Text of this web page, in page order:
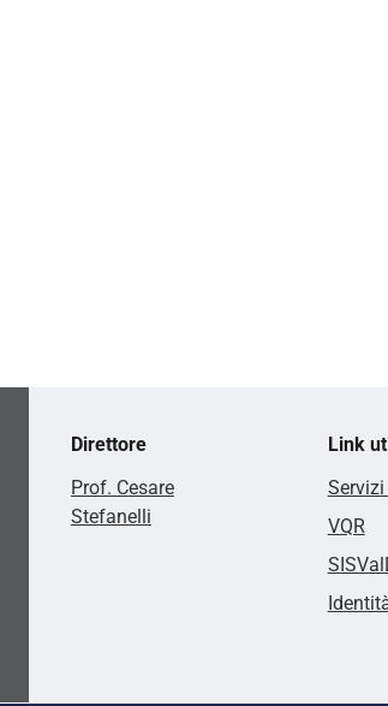
Direttore
Prof. Cesare
Stefanelli
Link
Servizi
VQR